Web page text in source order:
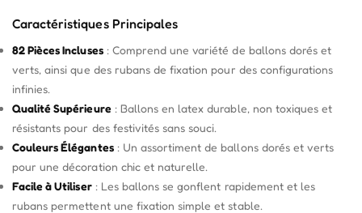
Caractéristiques Principales
82 Pièces Incluses: Comprend une variété de ballons dorés et
verts, ainsi que des rubans de fixation pour des configurations
infinies.
Qualité Supérieure: Ballons en latex durable, non toxiques et
résistants pour des festivités sans souci.
Couleurs Élégantes: Un assortiment de ballons dorés et verts
pour une décoration chic et naturelle.
Facile à Utiliser: Les ballons se gonflent rapidement et les
rubans permettent une fixation simple et stable.